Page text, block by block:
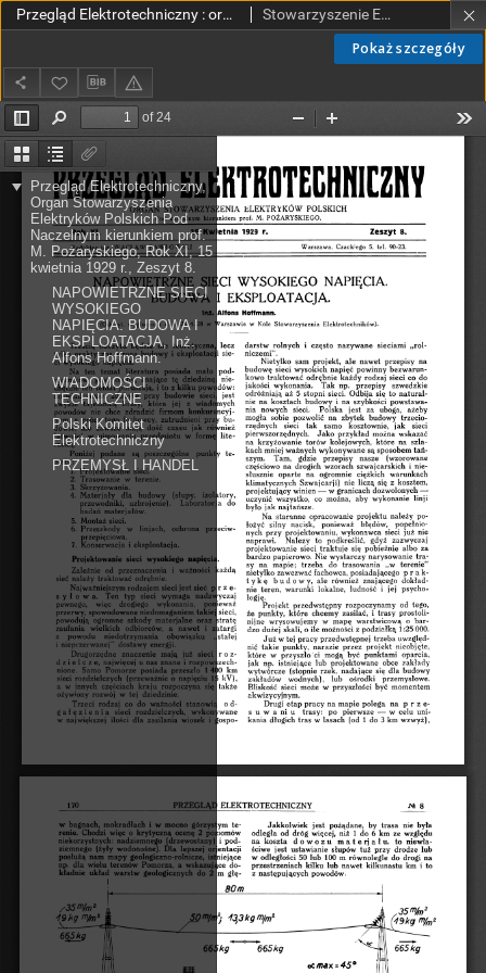
Pokaż szczegóły
Przegląd Elektrotechniczny : organ Stowarzyszenia Elektrotechników Polskich R. XI z. 8 (1929) Stowarzyszenie Elektrotechników Polskich.